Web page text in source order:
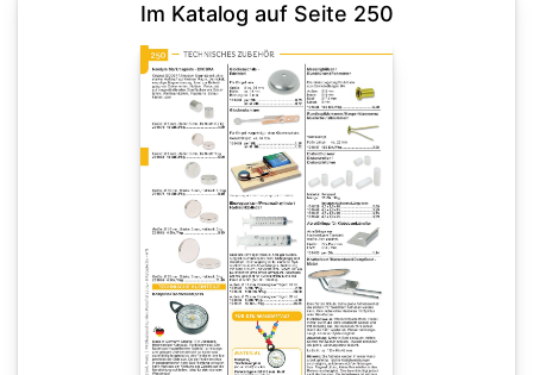
Im Katalog auf Seite 250